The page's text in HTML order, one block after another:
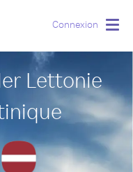
Connexion
Lettonie